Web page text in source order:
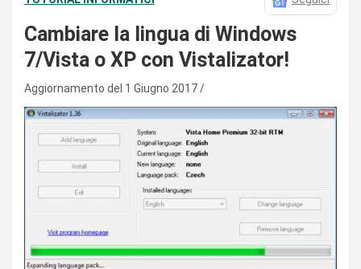
Cambiare la lingua di Windows
7/Vista o XP con Vistalizator!
Aggiornamento del 1 Giugno 2017